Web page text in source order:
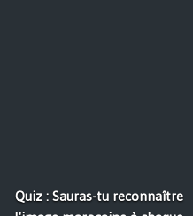
Quiz : Sauras-tu reconnaître